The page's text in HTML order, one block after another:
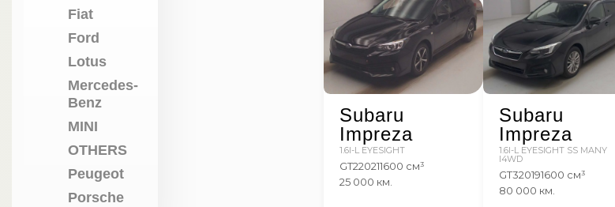
Fiat
Ford
Lotus
Mercedes-
Benz
MINI
OTHERS
Peugeot
Porsche
Subaru
Impreza
1.6I-L EYESIGHT
GT220211600 см³
25 000 км.
Subaru
Impreza
1.6I-L EYESIGHT SS MANY
I4WD
GT320191600 см³
80 000 км.